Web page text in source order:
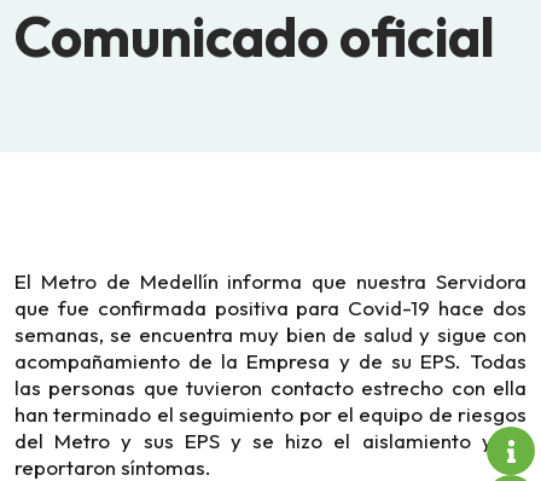
Comunicado oficial
El Metro de Medellín informa que nuestra Servidora
que fue confirmada positiva para Covid-19 hace dos
semanas, se encuentra muy bien de salud y sigue con
acompañamiento de la Empresa y de su EPS. Todas
las personas que tuvieron contacto estrecho con ella
han terminado el seguimiento por el equipo de riesgos
del Metro y sus EPS y se hizo el aislamiento y no
reportaron síntomas.